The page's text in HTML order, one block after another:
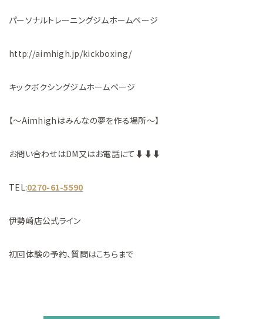
パーソナルトレーニングジムホームページ
http://aimhigh.jp/kickboxing/
キックボクシングジムホームページ
【～Aimhighはみんなの夢を作る場所～】
お問い合わせはDM又はお電話にて⬇︎⬇︎⬇︎
TEL:0270-61-5590
伊勢崎店公式ライン
初回体験の予約、質問はこちらまで